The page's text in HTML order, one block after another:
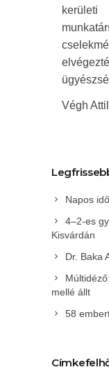
Végh
Napos
4–2-es
Kisvárdán
Dr. Baka
mellé állt
58